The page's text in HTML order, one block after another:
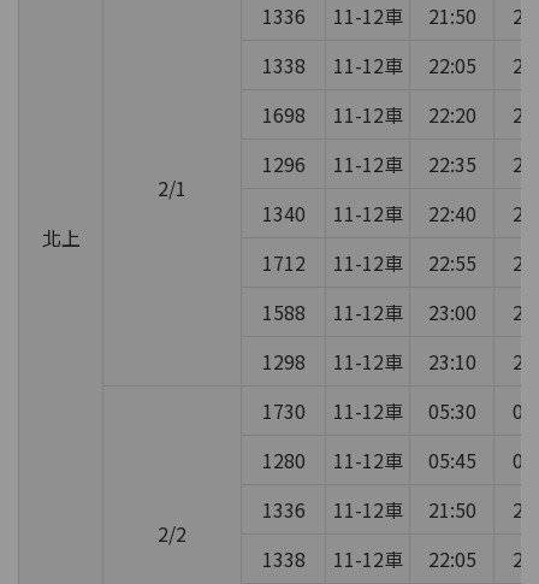
北上
2/1
1336 11-12車 21:50
1338
11-12車 22:05
1698
11-12車 22:20
1296
11-12車 22:35
1340
11-12車 22:40
1712
11-12車 22:55
1588
11-12車 23:00
1298
11-12車 23:10
2/2
1730 11-12車 05:30
1280
11-12車 05:45
1336
11-12車 21:50
1338
11-12車 22:05